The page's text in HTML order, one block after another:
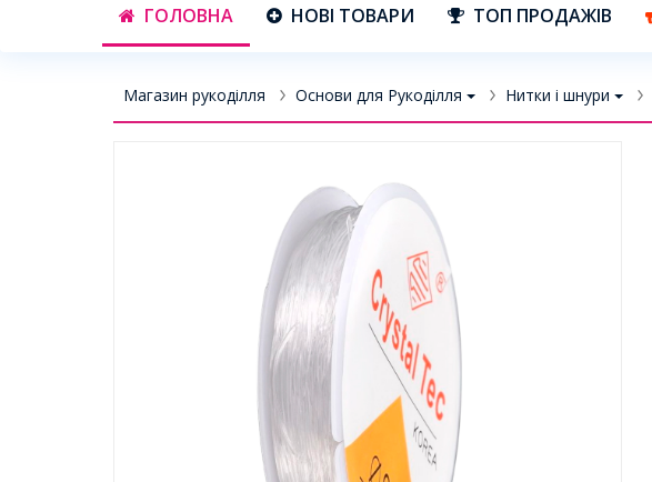
ГОЛОВНА НОВІ ТОВАРИ ТОП ПРОДАЖІВ
Магазин рукоділля Основи для Рукоділля Нитки і шнури